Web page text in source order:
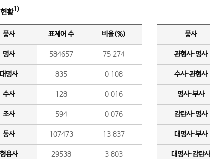
황1)
품사 표제어 수 비율(%)
명사 584657 75.274
명사 835 0.108
수사 128 0.016
조사 594 0.076
동사 107473 13.837
용사 29538 3.803
품사
관형사·명사
수사·관형사
명사·부사
감탄사·명사
대명사·부사
대명사·감탄